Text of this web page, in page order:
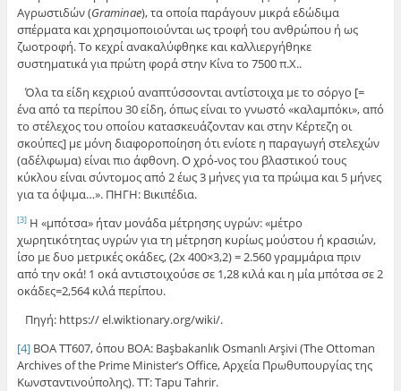
Αγρωστιδών (Graminae), τα οποία παράγουν μικρά εδώδιμα
σπέρματα και χρησιμοποιούνται ως τροφή του ανθρώπου ή ως
ζωοτροφή. Το κεχρί ανακαλύφθηκε και καλλιεργήθηκε
συστηματικά για πρώτη φορά στην Κίνα το 7500 π.Χ..
Όλα τα είδη κεχριού αναπτύσσονται αντίστοιχα με το σόργο [=
ένα από τα περίπου 30 είδη, όπως είναι το γνωστό «καλαμπόκι», από
το στέλεχος του οποίου κατασκευάζονταν και στην Κέρτεζη οι
σκούπες] με μόνη διαφοροποίηση ότι ενίοτε η παραγωγή στελεχών
(αδέλφωμα) είναι πιο άφθονη. Ο χρό-νος του βλαστικού τους
κύκλου είναι σύντομος από 2 έως 3 μήνες για τα πρώιμα και 5 μήνες
για τα όψιμα…». ΠΗΓΗ: Βικιπέδια.
[3]Η «μπότσα» ήταν μονάδα μέτρησης υγρών: «μέτρο
χωρητικότητας υγρών για τη μέτρηση κυρίως μούστου ή κρασιών,
ίσο με δυο μετρικές οκάδες, (2x 400×3,2) = 2.560 γραμμάρια πριν
από την οκά! 1 οκά αντιστοιχούσε σε 1,28 κιλά και η μία μπότσα σε 2
οκάδες=2,564 κιλά περίπου.
Πηγή: https:// el.wiktionary.org/wiki/.
[4]ΒΟΑ ΤΤ607, όπου BOA: Başbakanlık Osmanlı Arşivi (The Ottoman
Archives of the Prime Minister’s Office, Αρχεία Πρωθυπουργίας της
Κωνσταντινούπολης). TT: Tapu Tahrir.